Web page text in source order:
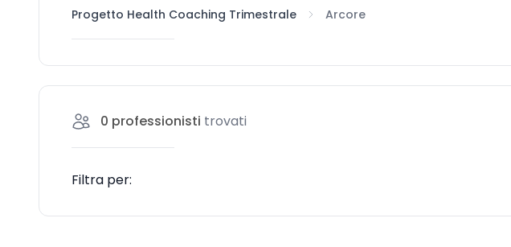
Progetto Health Coaching Trimestrale Arcore
0 professionisti trovati
Filtra per: